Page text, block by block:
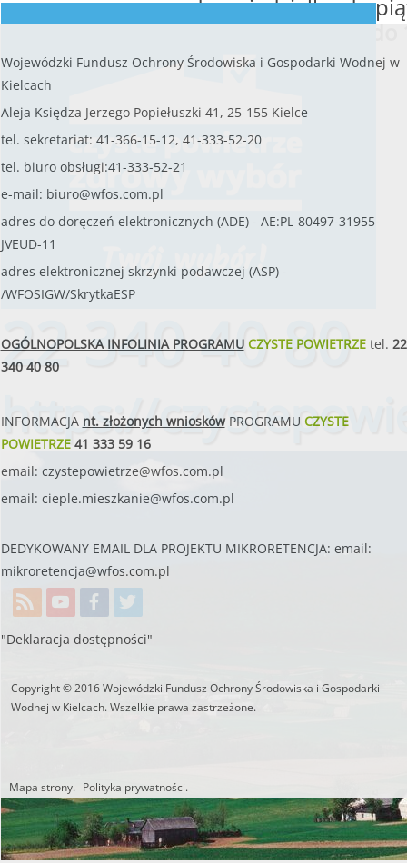
od poniedziałku do
w godzinachod 8:00 do
22 340 40 80
https://
Wojewódzki Fundusz Ochrony Środowiska i Gospodarki Wodnej w
Kielcach
Aleja Księdza Jerzego Popiełuszki 41, 25-155 Kielce
tel. sekretariat: 41-366-15-12, 41-333-52-20
tel. biuro obsługi:41-333-52-21
e-mail: biuro@wfos.com.pl
adres do doręczeń elektronicznych (ADE) - AE:PL-80497-31955-
JVEUD-11
adres elektronicznej skrzynki podawczej (ASP) -
/WFOSIGW/SkrytkaESP
OGÓLNOPOLSKA INFOLINIA PROGRAMUCZYSTE POWIETRZEtel. 22
340 40 80
INFORMACJA nt. złożonych wnioskówPROGRAMU CZYSTE
POWIETRZE41 333 59 16
email: czystepowietrze@wfos.com.pl
email: cieple.mieszkanie@wfos.com.pl
DEDYKOWANY EMAIL DLA PROJEKTU MIKRORETENCJA: email:
mikroretencja@wfos.com.pl
"Deklaracja dostępności"
Copyright © 2016 Wojewódzki Fundusz Ochrony Środowiska i Gospodarki
Wodnej w Kielcach. Wszelkie prawa zastrzeżone.
Mapa strony. Polityka prywatności.
Utworzono przez W.S.ds.ITM & P